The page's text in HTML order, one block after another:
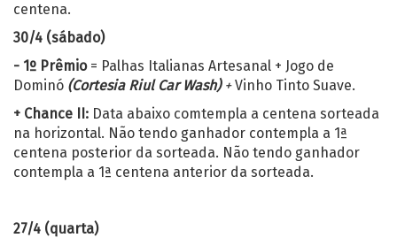
centena.
30/4 (sábado)
- 1º Prêmio= Palhas Italianas Artesanal + Jogo de
Dominó (Cortesia Riul Car Wash) +Vinho Tinto Suave.
+ Chance II: Data abaixo comtempla a centena sorteada
na horizontal. Não tendo ganhador contempla a 1ª
centena posterior da sorteada. Não tendo ganhador
contempla a 1ª centena anterior da sorteada.
27/4 (quarta)